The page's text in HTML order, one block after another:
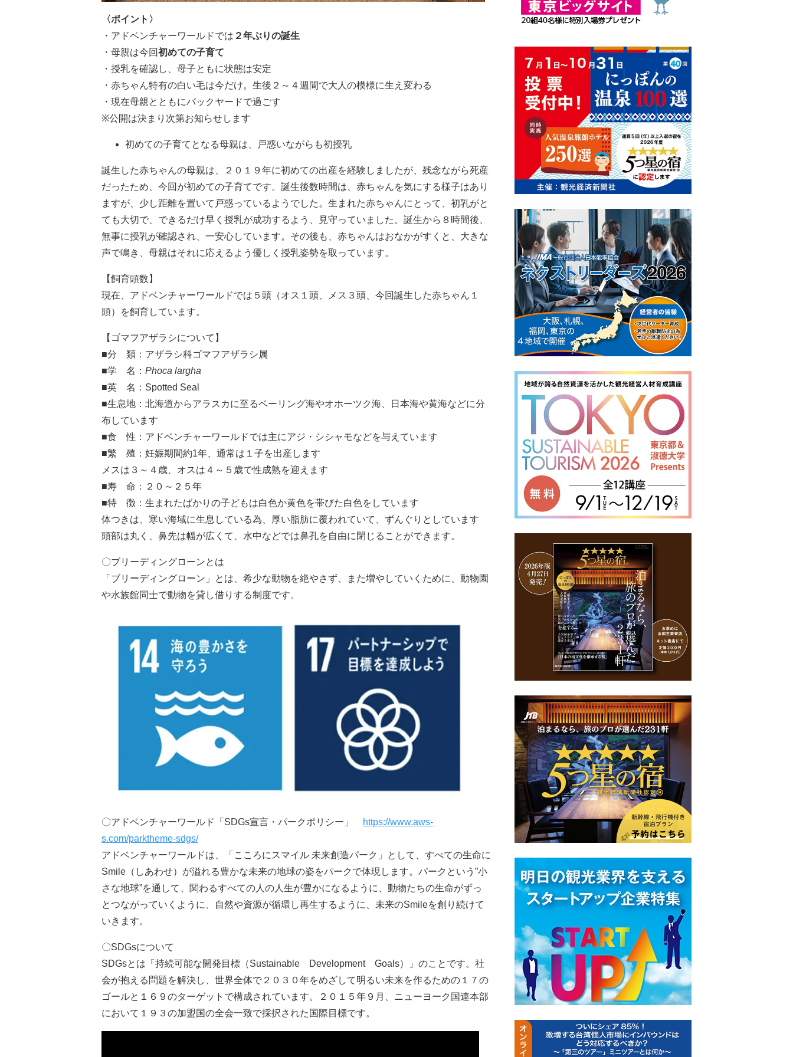
〈ポイント〉
・アドベンチャーワールドでは ２年ぶりの誕生
・母親は今回初めての子育て
・授乳を確認し、母子ともに状態は安定
・赤ちゃん特有の白い毛は今だけ。生後２～４週間で大人の模様に生え変わる
・現在母親とともにバックヤードで過ごす
※公開は決まり次第お知らせします
初めての子育てとなる母親は、戸惑いながらも初授乳
誕生した赤ちゃんの母親は、２０１９年に初めての出産を経験しましたが、残念ながら死産
だったため、今回が初めての子育てです。誕生後数時間は、赤ちゃんを気にする様子はあり
ますが、少し距離を置いて戸惑っているようでした。生まれた赤ちゃんにとって、初乳がと
ても大切で、できるだけ早く授乳が成功するよう、見守っていました。誕生から８時間後、
無事に授乳が確認され、一安心しています。その後も、赤ちゃんはおなかがすくと、大きな
声で鳴き、母親はそれに応えるよう優しく授乳姿勢を取っています。
【飼育頭数】
現在、アドベンチャーワールドでは５頭（オス１頭、メス３頭、今回誕生した赤ちゃん１
頭）を飼育しています。
【ゴマフアザラシについて】
■分 類：アザラシ科ゴマフアザラシ属
■学 名： Phoca largha
■英 名：Spotted Seal
■生息地：北海道からアラスカに至るベーリング海やオホーツク海、日本海や黄海などに分
布しています
■食 性：アドベンチャーワールドでは主にアジ・シシャモなどを与えています
■繁 殖：妊娠期間約1年、通常は１子を出産します
メスは３～４歳、オスは４～５歳で性成熟を迎えます
■寿 命：２０～２５年
■特 徴：生まれたばかりの子どもは白色か黄色を帯びた白色をしています
体つきは、寒い海域に生息している為、厚い脂肪に覆われていて、ずんぐりとしています
頭部は丸く、鼻先は幅が広くて、水中などでは鼻孔を自由に閉じることができます。
〇ブリーディングローンとは
「ブリーディングローン」とは、希少な動物を絶やさず、また増やしていくために、動物園
や水族館同士で動物を貸し借りする制度です。
〇アドベンチャーワールド「SDGs宣言・パークポリシー」
https://www.aws-
s.com/parktheme-sdgs/
アドベンチャーワールドは、「こころにスマイル 未来創造パーク」として、すべての生命に
Smile（しあわせ）が溢れる豊かな未来の地球の姿をパークで体現します。パークという”小
さな地球”を通して、関わるすべての人の人生が豊かになるように、動物たちの生命がずっ
とつながっていくように、自然や資源が循環し再生するように、未来のSmileを創り続けて
いきます。
〇SDGsについて
SDGsとは「持続可能な開発目標（Sustainable Development Goals）」のことです。社
会が抱える問題を解決し、世界全体で２０３０年をめざして明るい未来を作るための１７の
ゴールと１６９のターゲットで構成されています。２０１５年９月、ニューヨーク国連本部
において１９３の加盟国の全会一致で採択された国際目標です。